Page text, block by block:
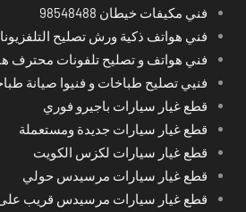
فني مكيفات خيطان 98548488
فني هواتف ذكية ورش تصليح
فني هواتف و تصليح تلفونات محترف
فنيي تصليح طباخات و فنيوا صيانة
قطع غيار سيارات باجيرو فوري
قطع غيار سيارات جديدة ومستعملة
قطع غيار سيارات لكزس الكويت
قطع غيار سيارات مرسيدس حولي
قطع غيار سيارات مرسيدس قريب